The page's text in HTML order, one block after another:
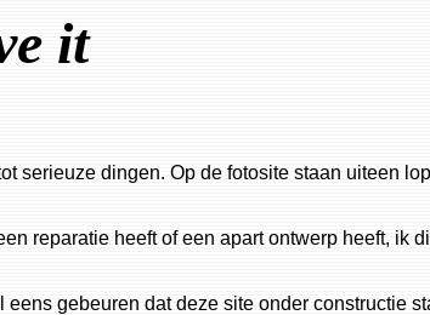
it
serieuze dingen. Op de fotosite staan uiteen
reparatie heeft of een apart ontwerp heeft, ik
gebeuren dat deze site onder constructie